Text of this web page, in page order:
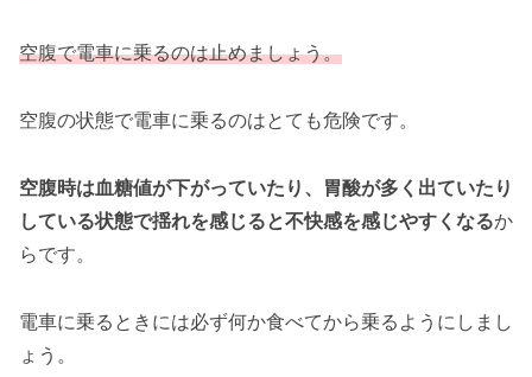
空腹で電車に乗るのは止めましょう。
空腹の状態で電車に乗るのはとても危険です。
空腹時は血糖値が下がっていたり、胃酸が多く出ていたり
している状態で揺れを感じると不快感を感じやすくなるか
らです。
電車に乗るときには必ず何か食べてから乗るようにしまし
ょう。